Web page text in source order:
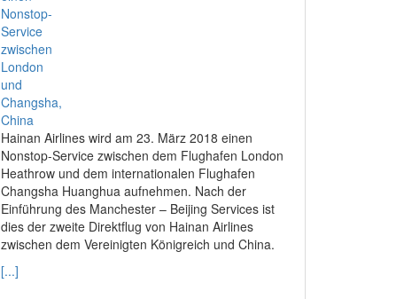
Hainan Airlines wird am 23. März 2018 einen
Nonstop-Service zwischen dem Flughafen London
Heathrow und dem internationalen Flughafen
Changsha Huanghua aufnehmen. Nach der
Einführung des Manchester – Beijing Services ist
dies der zweite Direktflug von Hainan Airlines
zwischen dem Vereinigten Königreich und China.
[...]